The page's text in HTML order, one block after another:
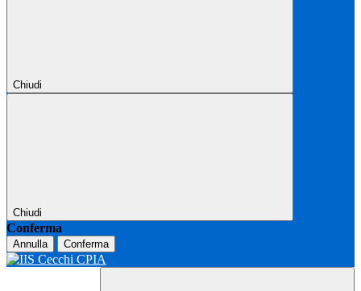
Chiudi
Chiudi
Conferma
Annulla Conferma